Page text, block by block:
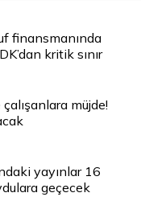
finansmanında
kritik sınır
müjde!
yayınlar 16
geçecek